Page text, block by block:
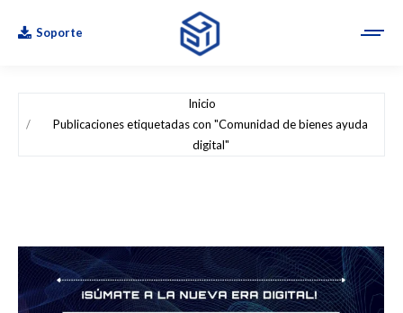
Soporte
Inicio
Publicaciones etiquetadas con "Comunidad de bienes ayuda
digital"